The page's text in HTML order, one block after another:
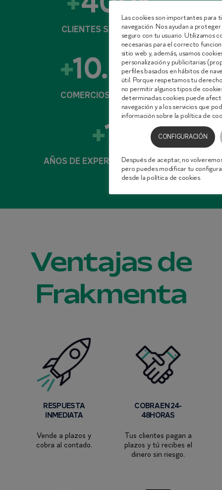
CLIENTES SATISFECHOS
10.500
COMERCIOS ASOCIADOS
15
AÑOS DE EXPERIENCIA EN RETAIL
Ventajas de
Frakmenta
RESPUESTA
INMEDIATA
Vende a plazos y
cobra al contado.​
COBRA EN 24-
48HORAS
Tus clientes pagan a
plazos y tú recibes el
dinero sin riesgo.
Las cookies son importantes para
navegación. Nos ayudan a
seguro con tu usuario. Utilizamos
necesarias para el correcto
sitio web y, además, usamos
personalización y publicitarias
perfiles basados en hábitos de
útil. Porque respetamos tu
no permitir algunos tipos de
determinadas cookies puede
navegación y a los servicios que
información sobre la política de
CONFIGURACIÓN
Después de aceptar, no
pero puedes modificar tu
desde la política de cookies.